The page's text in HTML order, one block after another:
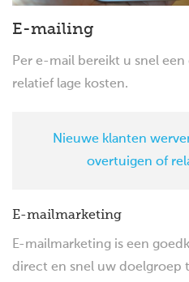
E-mailing
Per e-mail bereikt u snel
relatief lage kosten.
Nieuwe klanten
overtuigen of
E-mailmarketing
E-mailmarketing is een
direct en snel uw doelgroep